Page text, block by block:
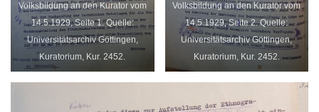
Volksbildung an den Kurator vom
14.5.1929, Seite 1. Quelle:
Universitätsarchiv Göttingen,
Kuratorium, Kur. 2452.
Volksbildung an den Kurator vom
14.5.1929, Seite 2. Quelle:
Universitätsarchiv Göttingen,
Kuratorium, Kur. 2452.